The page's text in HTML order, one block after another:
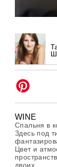
WINE
Спальня в
Здесь под
Цвет и
двоих.